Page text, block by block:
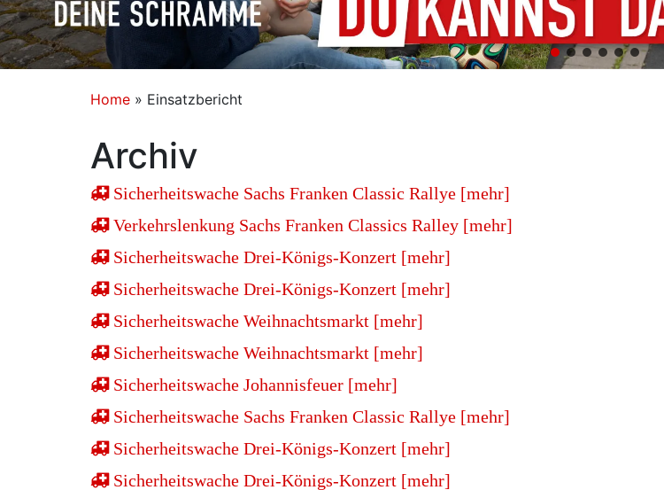
Home » Einsatzbericht
Archiv
Sicherheitswache Sachs Franken Classic Rallye [mehr]
Verkehrslenkung Sachs Franken Classics Ralley [mehr]
Sicherheitswache Drei-Königs-Konzert [mehr]
Sicherheitswache Drei-Königs-Konzert [mehr]
Sicherheitswache Weihnachtsmarkt [mehr]
Sicherheitswache Weihnachtsmarkt [mehr]
Sicherheitswache Johannisfeuer [mehr]
Sicherheitswache Sachs Franken Classic Rallye [mehr]
Sicherheitswache Drei-Königs-Konzert [mehr]
Sicherheitswache Drei-Königs-Konzert [mehr]